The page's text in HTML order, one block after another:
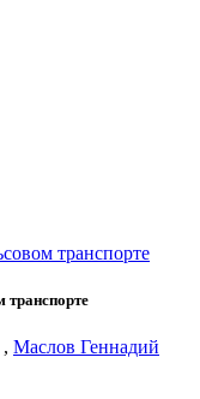
транспорте
транспорте
, Маслов Геннадий